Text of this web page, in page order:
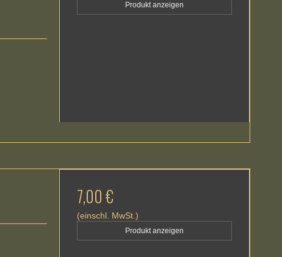
Produkt anzeigen
7,00 €
(einschl. MwSt.)
Produkt anzeigen